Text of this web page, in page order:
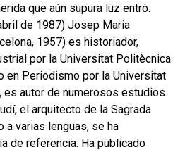
que aún supura luz entró.
de 1987) Josep Maria
1957) es historiador,
por la Universitat Politècnica
en Periodismo por la Universitat
es autor de numerosos estudios
el arquitecto de la Sagrada
a varias lenguas, se ha
de referencia. Ha publicado